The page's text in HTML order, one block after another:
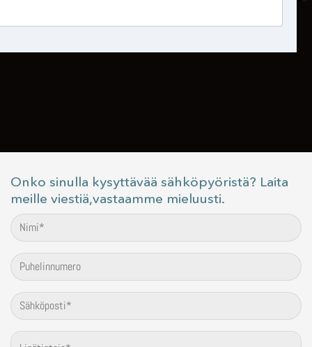
Onko sinulla kysyttävää sähköpyöristä? Laita
meille viestiä,vastaamme mieluusti.